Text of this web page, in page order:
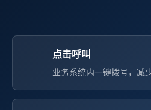
点击呼叫
业务系统内一键拨号，减